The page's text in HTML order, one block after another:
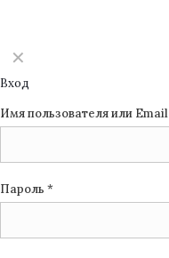
✕
Вход
Имя пользователя или Email
Пароль *